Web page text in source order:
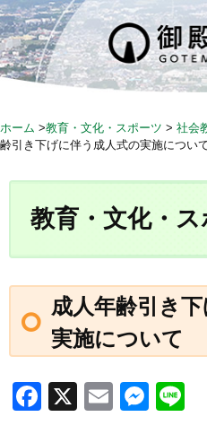
S
k
i
p
c
ホーム >教育・文化・スポーツ > 社会
齢引き下げに伴う成人式の実施につい
教育・文化・
成人年齢引き
実施について
F
X
E
M